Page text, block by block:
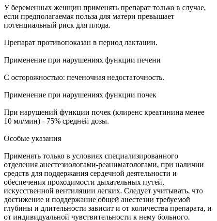
У беременных женщин применять препарат только в случае,
если предполагаемая польза для матери превышает
потенциальный риск для плода.
Препарат противопоказан в период лактации.
Применение при нарушениях функции печени
С осторожностью: печеночная недостаточность.
Применение при нарушениях функции почек
При нарушений функции почек (клиренс креатинина менее
10 мл/мин) - 75% средней дозы.
Особые указания
Применять только в условиях специализированного
отделения анестезиологами-реаниматологами, при наличии
средств для поддержания сердечной деятельности и
обеспечения проходимости дыхательных путей,
искусственной вентиляции легких. Следует учитывать, что
достижение и поддержание общей анестезии требуемой
глубины и длительности зависит и от количества препарата, и
от индивидуальной чувствительности к нему больного.